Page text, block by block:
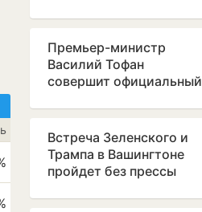
Премьер-министр
Василий Тофан
совершит официальный
Встреча Зеленского и
Трампа в Вашингтоне
пройдет без прессы